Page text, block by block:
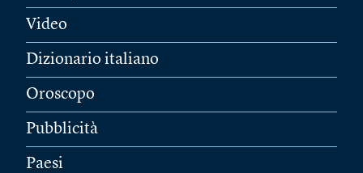
Video
Dizionario italiano
Oroscopo
Pubblicità
Paesi